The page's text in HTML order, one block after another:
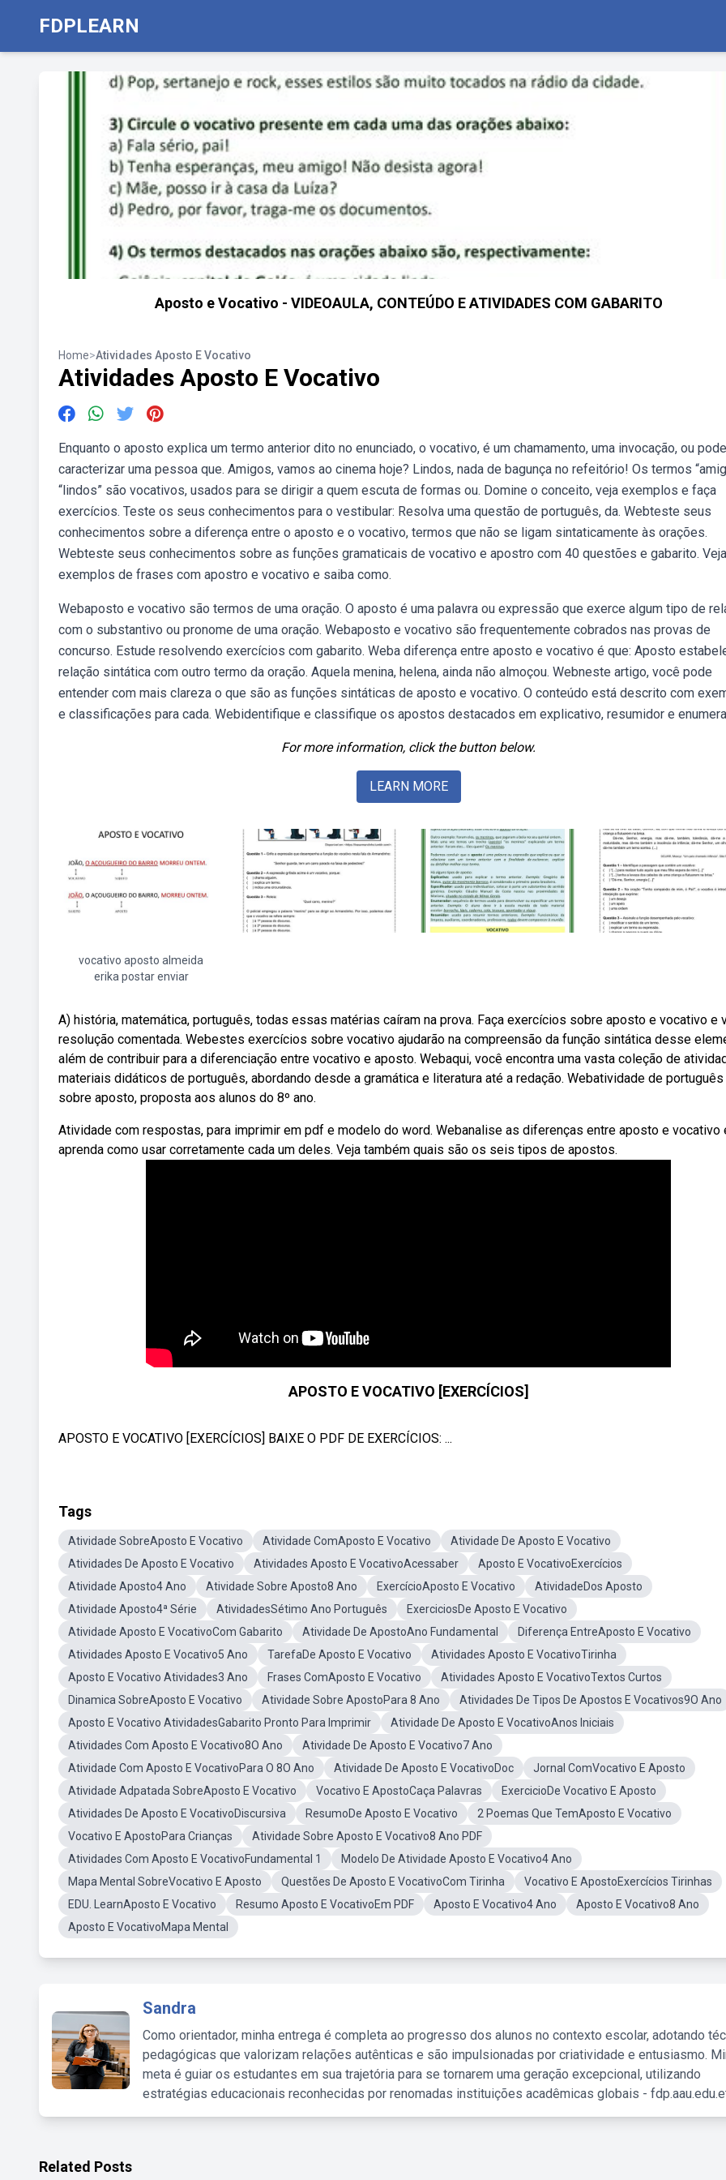
FDPLEARN
Aposto e Vocativo - VIDEOAULA, CONTEÚDO E ATIVIDADES COM GABARITO
Home>Atividades Aposto E Vocativo
Atividades Aposto E Vocativo
Enquanto o aposto explica um termo anterior dito no enunciado, o vocativo, é um chamamento, uma invocação, ou pode
caracterizar uma pessoa que. Amigos, vamos ao cinema hoje? Lindos, nada de bagunça no refeitório! Os termos
“lindos” são vocativos, usados para se dirigir a quem escuta de formas ou. Domine o conceito, veja exemplos e faça
exercícios. Teste os seus conhecimentos para o vestibular: Resolva uma questão de português, da. Webteste seus
conhecimentos sobre a diferença entre o aposto e o vocativo, termos que não se ligam sintaticamente às orações.
Webteste seus conhecimentos sobre as funções gramaticais de vocativo e apostro com 40 questões e gabarito. Veja
exemplos de frases com apostro e vocativo e saiba como.
Webaposto e vocativo são termos de uma oração. O aposto é uma palavra ou expressão que exerce algum tipo de
com o substantivo ou pronome de uma oração. Webaposto e vocativo são frequentemente cobrados nas provas de
concurso. Estude resolvendo exercícios com gabarito. Weba diferença entre aposto e vocativo é que: Aposto
relação sintática com outro termo da oração. Aquela menina, helena, ainda não almoçou. Webneste artigo, você pode
entender com mais clareza o que são as funções sintáticas de aposto e vocativo. O conteúdo está descrito com
e classificações para cada. Webidentifique e classifique os apostos destacados em explicativo, resumidor e
For more information, click the button below.
LEARN MORE
vocativo aposto almeida
erika postar enviar
A) história, matemática, português, todas essas matérias caíram na prova. Faça exercícios sobre aposto e vocativo e
resolução comentada. Webestes exercícios sobre vocativo ajudarão na compreensão da função sintática desse
além de contribuir para a diferenciação entre vocativo e aposto. Webaqui, você encontra uma vasta coleção de
materiais didáticos de português, abordando desde a gramática e literatura até a redação. Webatividade de português
sobre aposto, proposta aos alunos do 8º ano.
Atividade com respostas, para imprimir em pdf e modelo do word. Webanalise as diferenças entre aposto e vocativo
aprenda como usar corretamente cada um deles. Veja também quais são os seis tipos de apostos.
APOSTO E VOCATIVO [EXERCÍCIOS]
APOSTO E VOCATIVO [EXERCÍCIOS] BAIXE O PDF DE EXERCÍCIOS: ...
Tags
Atividade SobreAposto E Vocativo Atividade ComAposto E Vocativo
Atividade De Aposto E Vocativo
Atividades De Aposto E Vocativo
Atividades Aposto E VocativoAcessaber
Aposto E VocativoExercícios
Atividade Aposto4 Ano
Atividade Sobre Aposto8 Ano ExercícioAposto E Vocativo
AtividadeDos Aposto
Atividade Aposto4ª Série
AtividadesSétimo Ano Português
ExerciciosDe Aposto E Vocativo
Atividade Aposto E VocativoCom Gabarito
Atividade De ApostoAno Fundamental
Diferença EntreAposto E Vocativo
Atividades Aposto E Vocativo5 Ano
TarefaDe Aposto E Vocativo
Atividades Aposto E VocativoTirinha
Aposto E Vocativo Atividades3 Ano
Frases ComAposto E Vocativo
Atividades Aposto E VocativoTextos Curtos
Dinamica SobreAposto E Vocativo
Atividade Sobre ApostoPara 8 Ano
Atividades De Tipos De Apostos E Vocativos9O Ano
Aposto E Vocativo AtividadesGabarito Pronto Para Imprimir
Atividade De Aposto E VocativoAnos Iniciais
Atividades Com Aposto E Vocativo8O Ano
Atividade De Aposto E Vocativo7 Ano
Atividade Com Aposto E VocativoPara O 8O Ano
Atividade De Aposto E VocativoDoc
Jornal ComVocativo E Aposto
Atividade Adpatada SobreAposto E Vocativo
Vocativo E ApostoCaça Palavras
ExercicioDe Vocativo E Aposto
Atividades De Aposto E VocativoDiscursiva
ResumoDe Aposto E Vocativo
2 Poemas Que TemAposto E Vocativo
Vocativo E ApostoPara Crianças
Atividade Sobre Aposto E Vocativo8 Ano PDF
Atividades Com Aposto E VocativoFundamental 1
Modelo De Atividade Aposto E Vocativo4 Ano
Mapa Mental SobreVocativo E Aposto
Questões De Aposto E VocativoCom Tirinha
Vocativo E ApostoExercícios Tirinhas
EDU. LearnAposto E Vocativo
Resumo Aposto E VocativoEm PDF Aposto E Vocativo4 Ano
Aposto E Vocativo8 Ano
Aposto E VocativoMapa Mental
Sandra
Como orientador, minha entrega é completa ao progresso dos alunos no contexto escolar, adotando
pedagógicas que valorizam relações autênticas e são impulsionadas por criatividade e entusiasmo.
meta é guiar os estudantes em sua trajetória para se tornarem uma geração excepcional, utilizando
estratégias educacionais reconhecidas por renomadas instituições acadêmicas globais -
Related Posts